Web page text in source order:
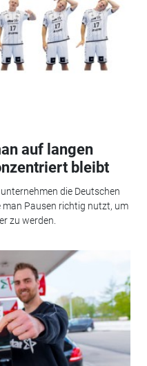
auf langen
bleibt
die Deutschen
man Pausen richtig nutzt, um
zu werden.